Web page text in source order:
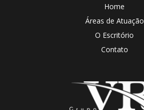
Home
Áreas de Atuação
O Escritório
Contato